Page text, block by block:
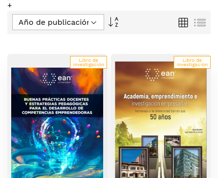
+
Fijar
Parrilla
Libro de
investigación
Libro de
investigación